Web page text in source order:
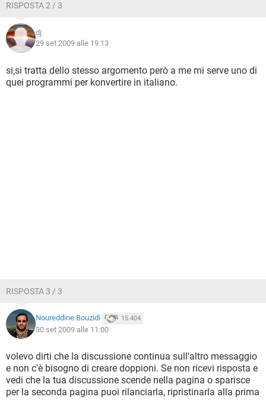
RISPOSTA 2 / 3
dj
29 set 2009 alle 19:13
si,si tratta dello stesso argomento però a me mi serve uno di
quei programmi per konvertire in italiano.
RISPOSTA 3 / 3
Noureddine Bouzidi 15.404
30 set 2009 alle 11:00
volevo dirti che la discussione continua sull'altro messaggio
e non c'è bisogno di creare doppioni. Se non ricevi risposta e
vedi che la tua discussione scende nella pagina o sparisce
per la seconda pagina puoi rilanciarla, ripristinarla alla prima